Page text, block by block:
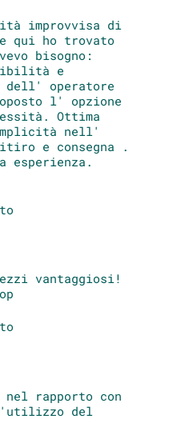
improvvisa di
qui ho trovato
bisogno:
e
operatore
l' opzione
Ottima
nell'
e consegna .
esperienza.
vantaggiosi!
rapporto con
del